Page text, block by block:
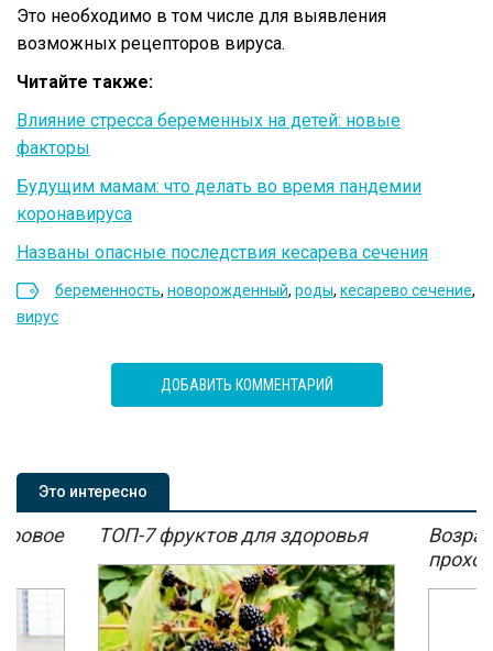
Это необходимо в том числе для выявления
возможных рецепторов вируса.
Читайте также:
Влияние стресса беременных на детей: новые
факторы
Будущим мамам: что делать во время пандемии
коронавируса
Названы опасные последствия кесарева сечения
беременность, новорожденный, роды, кесарево сечение,
вирус
ДОБАВИТЬ КОММЕНТАРИЙ
Это интересно
ТОП-7 фруктов для здоровья